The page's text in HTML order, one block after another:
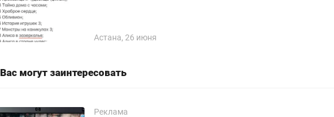
Астана, 26 июня
Вас могут заинтересовать
Реклама